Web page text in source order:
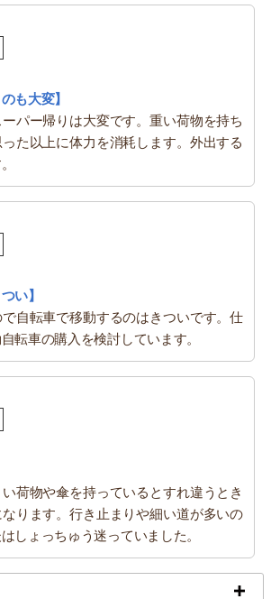
も大変】
パー帰りは大変です。重い荷物を持ち
た以上に体力を消耗します。外出する
い】
自転車で移動するのはきついです。仕
転車の購入を検討しています。
荷物や傘を持っているとすれ違うとき
ります。行き止まりや細い道が多いの
しょっちゅう迷っていました。